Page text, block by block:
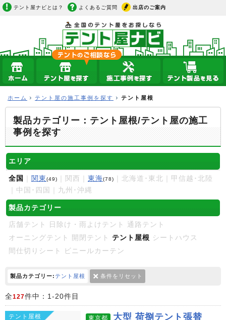
テント屋ナビとは？ よくあるご質問 出店のご案内
ホーム テント屋の施工事例を探す テント屋根
製品カテゴリー：テント屋根/テント屋の施工
事例を探す
エリア
全国 関東(49) ｜関西｜ 東海(78)
｜北海道･東北｜甲信越･北陸
｜中国･四国｜九州･沖縄
製品カテゴリー
店舗テント 日除け・雨よけテント
通路テント
オーニングテント
開閉テント テント屋根 シートハウス
間仕切りシート
ビニールカーテン
製品カテゴリー:テント屋根 条件をリセット
全127件中：1-20件目
テント屋根 東京都 大型 荷捌テント張替